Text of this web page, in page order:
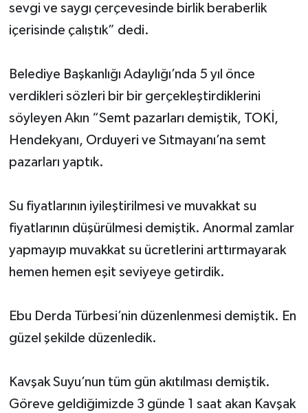
sevgi ve saygı çerçevesinde birlik beraberlik
içerisinde çalıştık” dedi.
Belediye Başkanlığı Adaylığı’nda 5 yıl önce
verdikleri sözleri bir bir gerçekleştirdiklerini
söyleyen Akın “Semt pazarları demiştik, TOKİ,
Hendekyanı, Orduyeri ve Sıtmayanı’na semt
pazarları yaptık.
Su fiyatlarının iyileştirilmesi ve muvakkat su
fiyatlarının düşürülmesi demiştik. Anormal zamlar
yapmayıp muvakkat su ücretlerini arttırmayarak
hemen hemen eşit seviyeye getirdik.
Ebu Derda Türbesi’nin düzenlenmesi demiştik. En
güzel şekilde düzenledik.
Kavşak Suyu’nun tüm gün akıtılması demiştik.
Göreve geldiğimizde 3 günde 1 saat akan Kavşak